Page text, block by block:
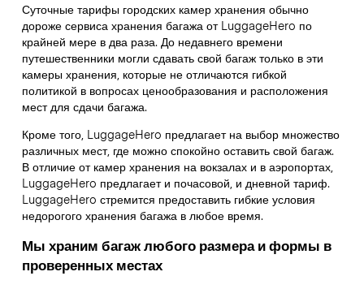
Суточные тарифы городских камер хранения обычно
дороже сервиса хранения багажа от LuggageHero по
крайней мере в два раза. До недавнего времени
путешественники могли сдавать свой багаж только в эти
камеры хранения, которые не отличаются гибкой
политикой в вопросах ценообразования и расположения
мест для сдачи багажа.
Кроме того, LuggageHero предлагает на выбор множество
различных мест, где можно спокойно оставить свой багаж.
В отличие от камер хранения на вокзалах и в аэропортах,
LuggageHero предлагает и почасовой, и дневной тариф.
LuggageHero стремится предоставить гибкие условия
недорогого хранения багажа в любое время.
Мы храним багаж любого размера и формы в
проверенных местах